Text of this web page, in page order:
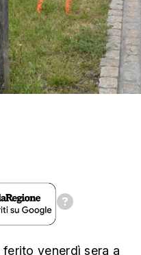
ferito venerdì sera a